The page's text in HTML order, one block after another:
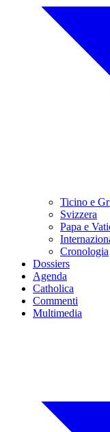
Ticino e
Svizzera
Papa e
Cronologia
Dossiers
Agenda
Catholica
Commenti
Multimedia